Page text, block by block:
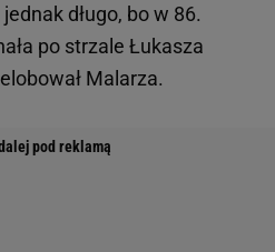
długo, bo w 86.
po strzale Łukasza
Malarza.